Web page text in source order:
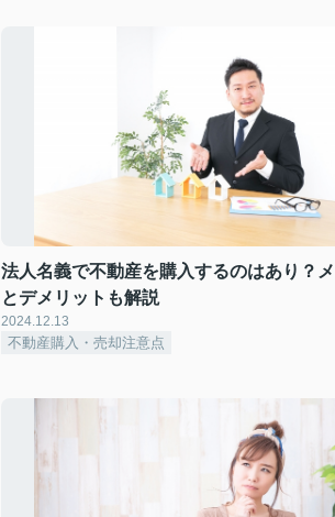
法人名義で不動産を購入するのはあり？
とデメリットも解説
2024.12.13
不動産購入・売却注意点